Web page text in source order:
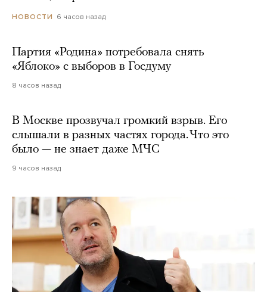
НОВОСТИ 6 часов назад
Партия «Родина» потребовала снять
«Яблоко» с выборов в Госдуму
8 часов назад
В Москве прозвучал громкий взрыв. Его
слышали в разных частях города. Что это
было — не знает даже МЧС
9 часов назад